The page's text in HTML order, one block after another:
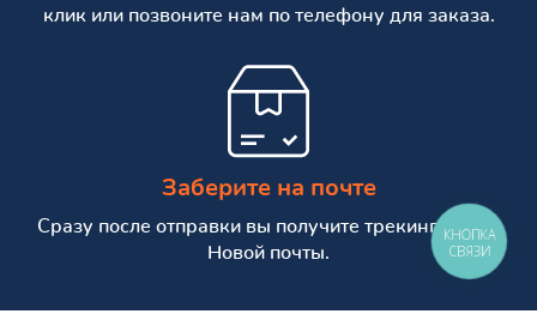
клик или позвоните нам по телефону для заказа.
Заберите на почте
Сразу после отправки вы получите трекинг номер
Новой почты.
КНОПКА
СВЯЗИ